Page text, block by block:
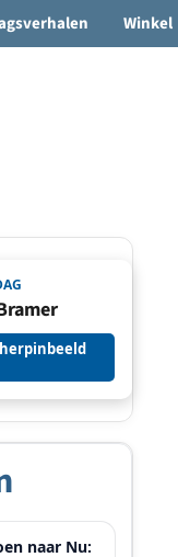
Winkel
naar Nu: